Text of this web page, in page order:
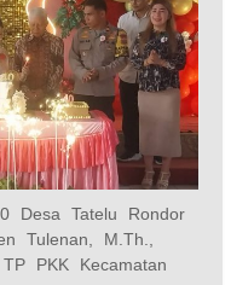
Desa Tatelu Rondor
Tulenan, M.Th.,
PKK Kecamatan